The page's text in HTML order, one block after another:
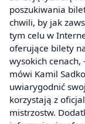
poszukiwania
chwili, by jak
tym celu w
oferujące bilety
wysokich cenach,
mówi Kamil
uwiarygodnić
korzystają z
mistrzostw.